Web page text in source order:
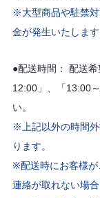
※大型商品や駐禁
金が発生いたします
●配送時間： 配送
12:00」、「13:00
い。
※上記以外の時間
ります。
※配送時にお客様が
連絡が取れない場